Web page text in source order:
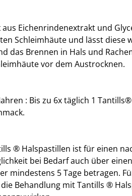
Eichenrindenextrakt und
Schleimhäute und lässt diese
das Brennen in Hals und
vor dem Austrocknen.
: Bis zu 6x täglich 1
® Halspastillen ist für einen
bei Bedarf auch über
mindestens 5 Tage betragen.
Behandlung mit Tantills ®